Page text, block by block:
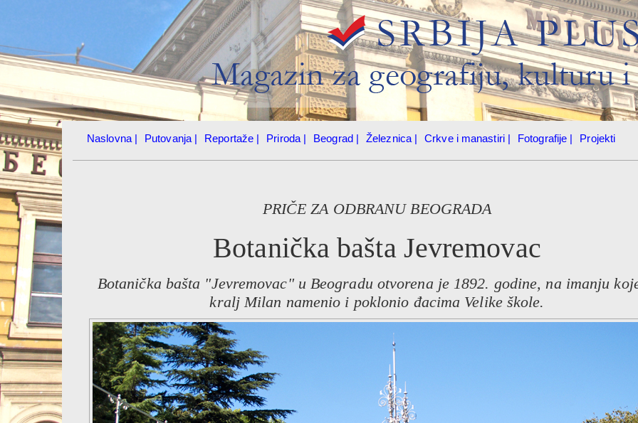
Naslovna | Putovanja | Reportaže | Priroda | Beograd | Železnica | Crkve i manastiri | Fotografije | Projekti
PRIČE ZA ODBRANU BEOGRADA
Botanička bašta Jevremovac
Botanička bašta "Jevremovac" u Beogradu otvorena je 1892. godine, na imanju
kralj Milan namenio i poklonio đacima Velike škole.